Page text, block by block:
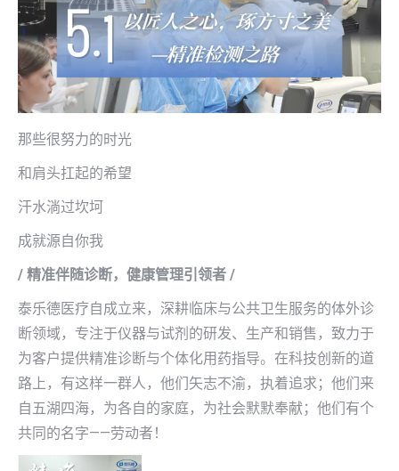
那些很努力的时光
和肩头扛起的希望
汗水淌过坎坷
成就源自你我
/ 精准伴随诊断，健康管理引领者 /
泰乐德医疗自成立来，深耕临床与公共卫生服务的体外诊
断领域，专注于仪器与试剂的研发、生产和销售，致力于
为客户提供精准诊断与个体化用药指导。在科技创新的道
路上，有这样一群人，他们矢志不渝，执着追求；他们来
自五湖四海，为各自的家庭，为社会默默奉献；他们有个
共同的名字——劳动者！